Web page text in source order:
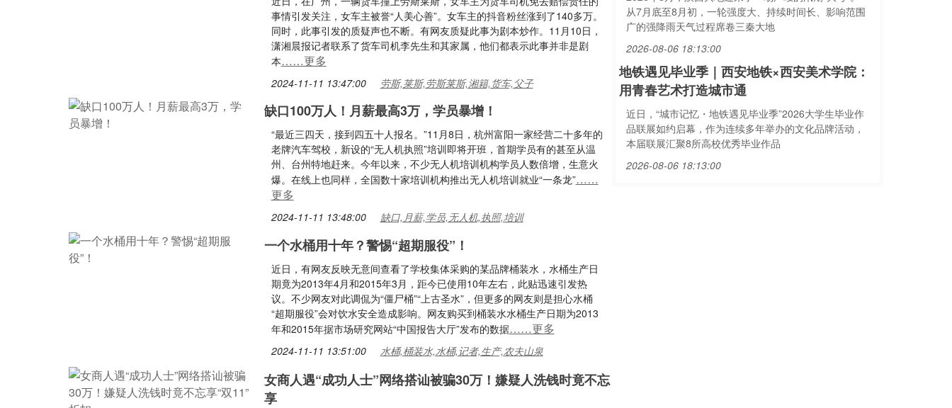
事情引发关注，女车主被誉“人美心善”。女车主的抖音粉丝涨到了140多万。
同时，此事引发的质疑声也不断。有网友质疑此事为剧本炒作。11月10日，
潇湘晨报记者联系了货车司机李先生和其家属，他们都表示此事并非是剧
本……更多
2024-11-11 13:47:00 劳斯,莱斯,劳斯莱斯,湘籍,货车,父子
缺口100万人！月薪最高3万，学员暴增！
“最近三四天，接到四五十人报名。”11月8日，杭州富阳一家经营二十多年的
老牌汽车驾校，新设的“无人机执照”培训即将开班，首期学员有的甚至从温
州、台州特地赶来。今年以来，不少无人机培训机构学员人数倍增，生意火
爆。在线上也同样，全国数十家培训机构推出无人机培训就业“一条龙”……
更多
2024-11-11 13:48:00 缺口,月薪,学员,无人机,执照,培训
一个水桶用十年？警惕“超期服役”！
近日，有网友反映无意间查看了学校集体采购的某品牌桶装水，水桶生产日
期竟为2013年4月和2015年3月，距今已使用10年左右，此贴迅速引发热
议。不少网友对此调侃为“僵尸桶”“上古圣水”，但更多的网友则是担心水桶
“超期服役”会对饮水安全造成影响。网友购买到桶装水水桶生产日期为2013
年和2015年据市场研究网站“中国报告大厅”发布的数据……更多
2024-11-11 13:51:00 水桶,桶装水,水桶,记者,生产,农夫山泉
女商人遇“成功人士”网络搭讪被骗30万！嫌疑人洗钱时竟不忘
享
从7月底至8月初，一轮强度大、持续时间长、影响范围
广的强降雨天气过程席卷三秦大地
2026-08-06 18:13:00
地铁遇见毕业季｜西安地铁×西安美术学院：
用青春艺术打造城市通
近日，“城市记忆・地铁遇见毕业季”2026大学生毕业作
品联展如约启幕，作为连续多年举办的文化品牌活动，
本届联展汇聚8所高校优秀毕业作品
2026-08-06 18:13:00